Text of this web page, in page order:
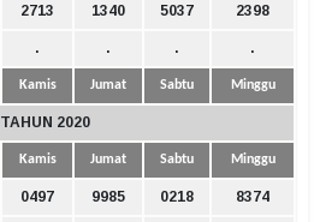
2713 1340 5037 2398
. . . .
Kamis Jumat Sabtu Minggu
TAHUN 2020
Kamis Jumat Sabtu Minggu
0497 9985 0218 8374